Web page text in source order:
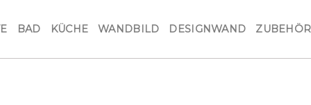
BAD KÜCHE WANDBILD DESIGNWAND ZUBEHÖR